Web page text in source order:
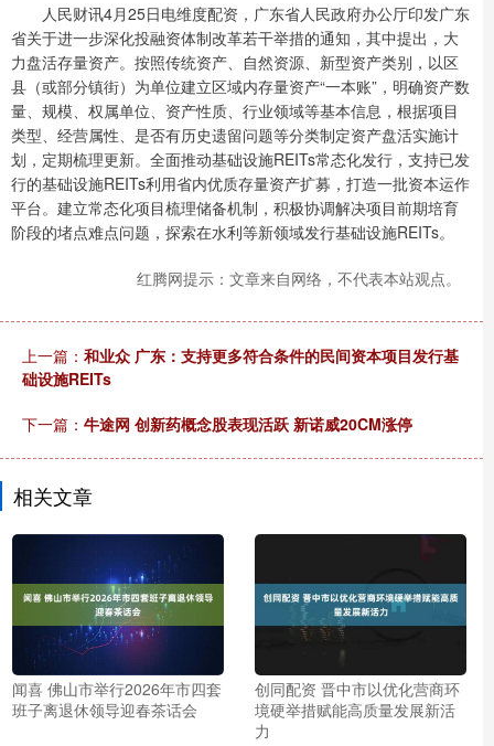
人民财讯4月25日电维度配资，广东省人民政府办公厅印发广东
省关于进一步深化投融资体制改革若干举措的通知，其中提出，大
力盘活存量资产。按照传统资产、自然资源、新型资产类别，以区
县（或部分镇街）为单位建立区域内存量资产“一本账”，明确资产数
量、规模、权属单位、资产性质、行业领域等基本信息，根据项目
类型、经营属性、是否有历史遗留问题等分类制定资产盘活实施计
划，定期梳理更新。全面推动基础设施REITs常态化发行，支持已发
行的基础设施REITs利用省内优质存量资产扩募，打造一批资本运作
平台。建立常态化项目梳理储备机制，积极协调解决项目前期培育
阶段的堵点难点问题，探索在水利等新领域发行基础设施REITs。
红腾网提示：文章来自网络，不代表本站观点。
上一篇： 和业众 广东：支持更多符合条件的民间资本项目发行基
础设施REITs
下一篇： 牛途网 创新药概念股表现活跃 新诺威20CM涨停
相关文章
闻喜 佛山市举行2026年市四套
班子离退休领导迎春茶话会
创同配资 晋中市以优化营商环
境硬举措赋能高质量发展新活
力